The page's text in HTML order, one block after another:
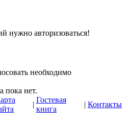
нужно авторизоваться!
необходимо
пока нет.
|
Гостевая
книга
| Контакты